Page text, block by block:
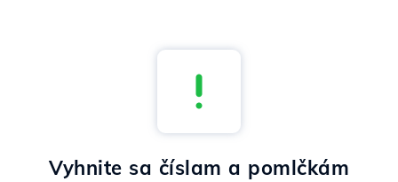
Vyhnite sa číslam a pomlčkám